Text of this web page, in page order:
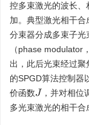
控多束激光的波长
加。典型激光相干合
分束器分成多束子
（phase modulator
出，此后光束经过聚
的SPGD算法控制器
价函数J
，并对相
多光束激光的相干合